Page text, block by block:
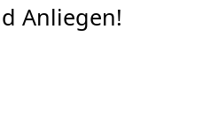
Anliegen!